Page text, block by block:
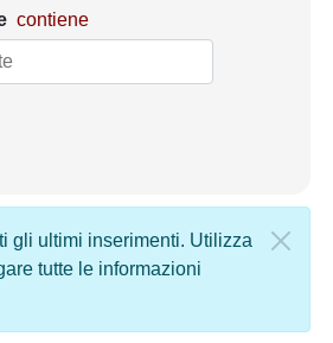
contiene
gli ultimi inserimenti. Utilizza
tutte le informazioni